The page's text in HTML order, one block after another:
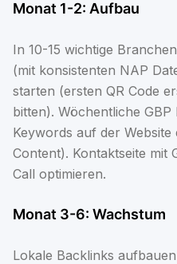
Monat 1-2: Aufbau
In 10-15 wichtige
(mit konsistenten NAP
starten (ersten QR Code
bitten). Wöchentliche
Keywords auf der Website
Content). Kontaktseite mit
Call optimieren.
Monat 3-6: Wachstum
Lokale Backlinks